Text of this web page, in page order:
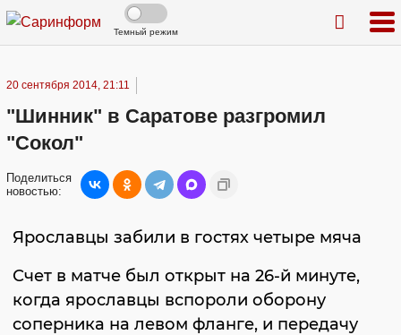
Темный режим
20 сентября 2014, 21:11
"Шинник" в Саратове разгромил
"Сокол"
Поделиться
новостью:
Ярославцы забили в гостях четыре мяча
Счет в матче был открыт на 26-й минуте,
когда ярославцы вспороли оборону
соперника на левом фланге, и передачу